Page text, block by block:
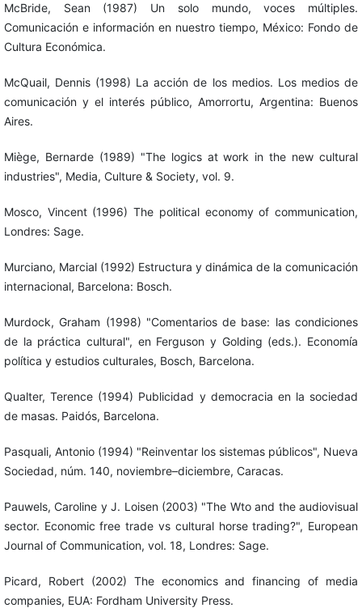
McBride, Sean (1987) Un solo mundo, voces múltiples.
Comunicación e información en nuestro tiempo, México: Fondo de
Cultura Económica.
McQuail, Dennis (1998) La acción de los medios. Los medios de
comunicación y el interés público, Amorrortu, Argentina: Buenos
Aires.
Miège, Bernarde (1989) "The logics at work in the new cultural
industries", Media, Culture & Society, vol. 9.
Mosco, Vincent (1996) The political economy of communication,
Londres: Sage.
Murciano, Marcial (1992) Estructura y dinámica de la comunicación
internacional, Barcelona: Bosch.
Murdock, Graham (1998) "Comentarios de base: las condiciones
de la práctica cultural", en Ferguson y Golding (eds.). Economía
política y estudios culturales, Bosch, Barcelona.
Qualter, Terence (1994) Publicidad y democracia en la sociedad
de masas. Paidós, Barcelona.
Pasquali, Antonio (1994) "Reinventar los sistemas públicos", Nueva
Sociedad, núm. 140, noviembre–diciembre, Caracas.
Pauwels, Caroline y J. Loisen (2003) "The Wto and the audiovisual
sector. Economic free trade vs cultural horse trading?", European
Journal of Communication, vol. 18, Londres: Sage.
Picard, Robert (2002) The economics and financing of media
companies, EUA: Fordham University Press.